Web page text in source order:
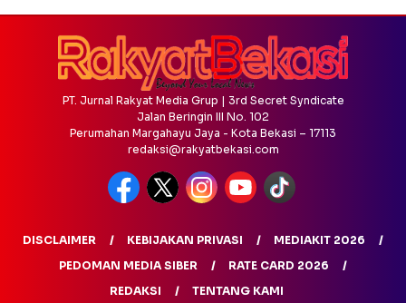
PT. Jurnal Rakyat Media Grup | 3rd Secret Syndicate
Jalan Beringin III No. 102
Perumahan Margahayu Jaya - Kota Bekasi – 17113
redaksi@rakyatbekasi.com
DISCLAIMER KEBIJAKAN PRIVASI
MEDIAKIT 2026
PEDOMAN MEDIA SIBER
RATE CARD 2026
REDAKSI
TENTANG KAMI